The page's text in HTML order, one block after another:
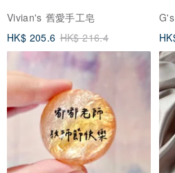
Vivian's 舊愛手工皂
HK$ 205.6 HK$ 216.4